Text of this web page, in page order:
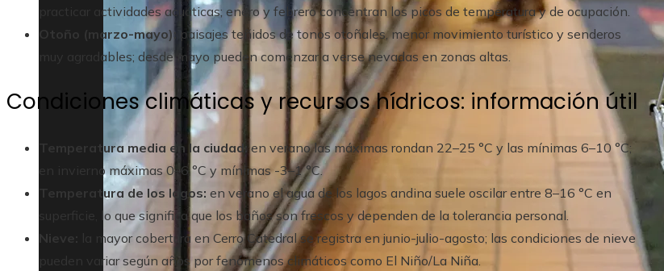
practicar actividades acuáticas; enero y febrero concentran los picos de temperatura y de ocupación.
Otoño (marzo-mayo):
paisajes teñidos de tonos otoñales, menor movimiento turístico y senderos
muy agradables; desde mayo pueden comenzar a verse nevadas en zonas altas.
Condiciones climáticas y recursos hídricos: información útil
Temperatura media en la ciudad: en verano las máximas rondan 22–25 °C y las mínimas 6–10 °C;
en invierno máximas 0–6 °C y mínimas -3–1 °C.
Temperatura de los lagos: en verano el agua de los lagos andina suele oscilar entre 8–16 °C en
superficie, lo que significa que los baños son frescos y dependen de la tolerancia personal.
Nieve:
la mayor cobertura en Cerro Catedral se registra en junio-julio-agosto; las condiciones de nieve
pueden variar según años por fenómenos climáticos como El Niño/La Niña.